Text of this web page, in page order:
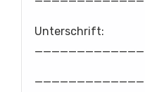
Unterschrift: